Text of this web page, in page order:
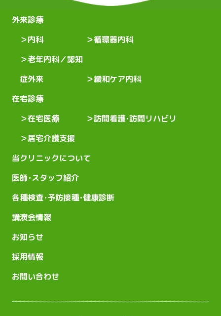
外来診療
内科
循環器内科
老年内科／認知
症外来
緩和ケア内科
在宅診療
在宅医療
訪問看護･訪問リハビリ
居宅介護支援
当クリニックについて
医師･スタッフ紹介
各種検査･予防接種･健康診断
講演会情報
お知らせ
採用情報
お問い合わせ